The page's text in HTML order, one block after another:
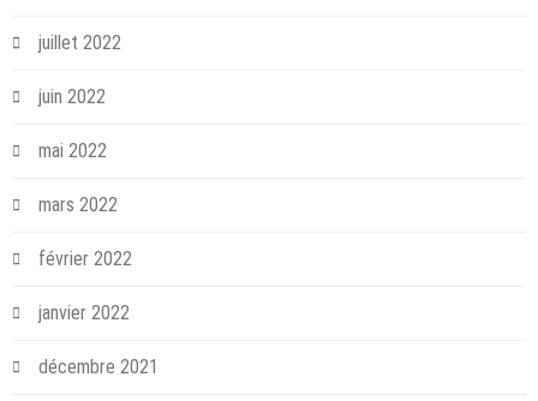
juillet 2022
juin 2022
mai 2022
mars 2022
février 2022
janvier 2022
décembre 2021